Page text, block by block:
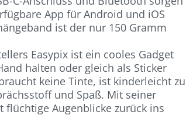
App für Android und iOS
ist der nur 150 Gramm
Easypix ist ein cooles Gadget
halten oder gleich als Sticker
keine Tinte, ist kinderleicht zu
und Spaß. Mit seiner
Augenblicke zurück ins